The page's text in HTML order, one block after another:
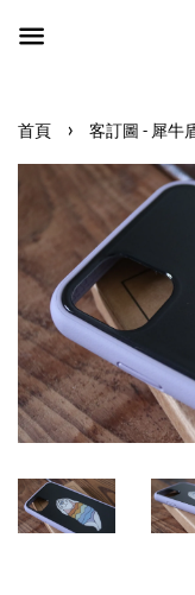
首頁 › 客訂圖 - 犀牛